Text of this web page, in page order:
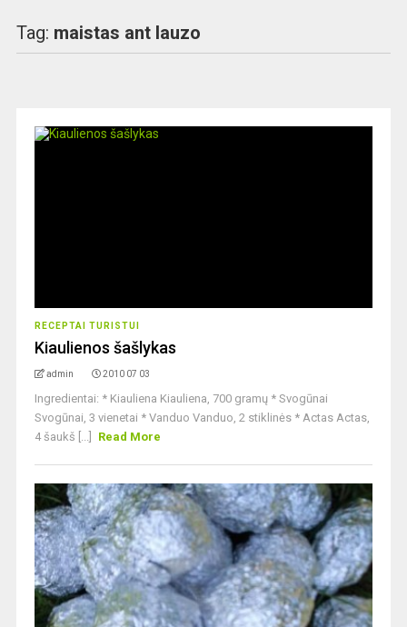
Tag: maistas ant lauzo
RECEPTAI TURISTUI
Kiaulienos šašlykas
admin 2010 07 03
Ingredientai: * Kiauliena Kiauliena, 700 gramų * Svogūnai
Svogūnai, 3 vienetai * Vanduo Vanduo, 2 stiklinės * Actas Actas,
4 šaukš [...]
Read More